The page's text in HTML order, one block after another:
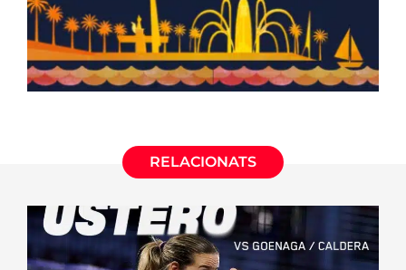
RELACIONATS